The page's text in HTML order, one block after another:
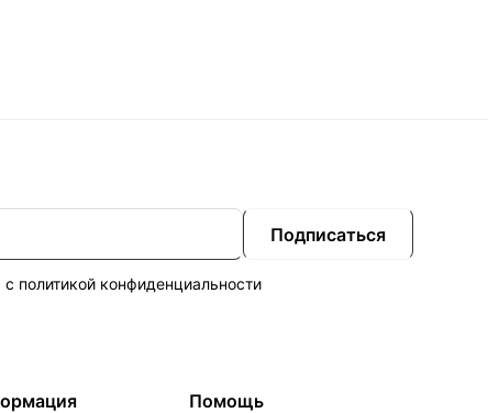
Подписаться
с политикой конфиденциальности
Помощь